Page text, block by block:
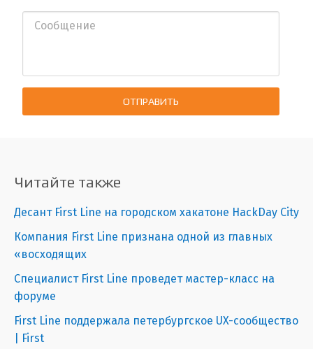
ОТПРАВИТЬ
Читайте также
Десант First Line на городском хакатоне HackDay City
Компания First Line признана одной из главных
«восходящих
Специалист First Line проведет мастер-класс на
форуме
First Line поддержала петербургское UX-сообщество
| First